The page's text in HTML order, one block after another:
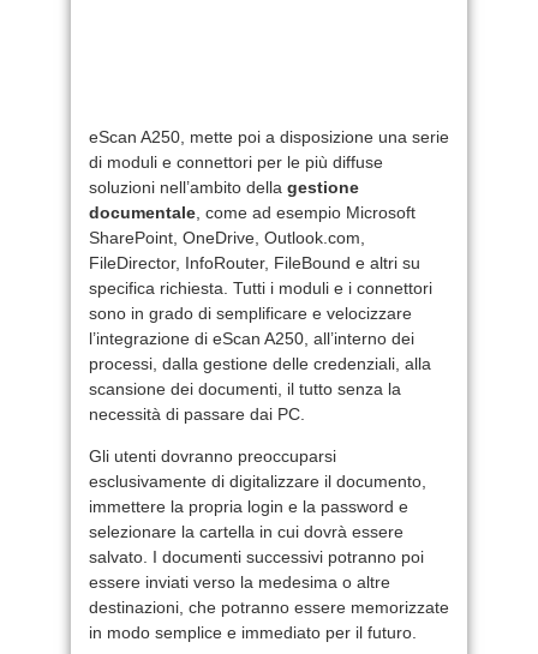
eScan A250, mette poi a disposizione una serie
di moduli e connettori per le più diffuse
soluzioni nell’ambito della gestione
documentale , come ad esempio Microsoft
SharePoint, OneDrive, Outlook.com,
FileDirector, InfoRouter, FileBound e altri su
specifica richiesta. Tutti i moduli e i connettori
sono in grado di semplificare e velocizzare
l’integrazione di eScan A250, all’interno dei
processi, dalla gestione delle credenziali, alla
scansione dei documenti, il tutto senza la
necessità di passare dai PC.
Gli utenti dovranno preoccuparsi
esclusivamente di digitalizzare il documento,
immettere la propria login e la password e
selezionare la cartella in cui dovrà essere
salvato. I documenti successivi potranno poi
essere inviati verso la medesima o altre
destinazioni, che potranno essere memorizzate
in modo semplice e immediato per il futuro.